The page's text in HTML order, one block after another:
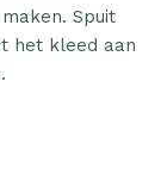
Spuit
het kleed aan